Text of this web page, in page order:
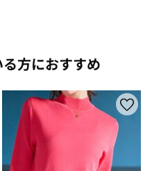
方におすすめ